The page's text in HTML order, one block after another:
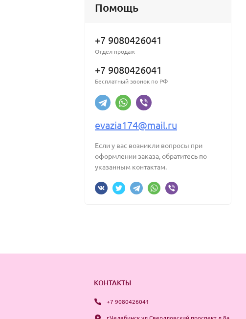
Помощь
+7 9080426041
Отдел продаж
+7 9080426041
Бесплатный звонок по РФ
evazia174@mail.ru
Если у вас возникли вопросы при
оформлении заказа, обратитесь по
указанным контактам.
КОНТАКТЫ
+7 9080426041
г.Челябинск ул.Свердловский проспект д.8а